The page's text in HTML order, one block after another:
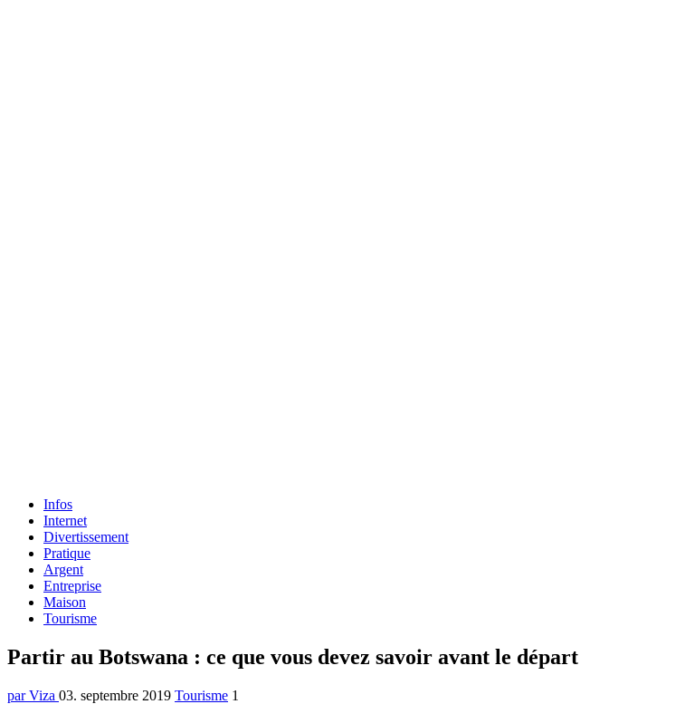
Formulaire
recherche
Infos
Internet
Divertissement
Pratique
Argent
Entreprise
Maison
Tourisme
Menu
Partir au Botswana : ce que vous devez savoir avant le départ
par Viza 03. septembre 2019 Tourisme 1